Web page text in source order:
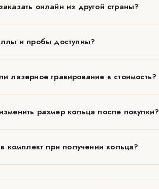
онлайн из другой страны?
и пробы доступны?
лазерное гравирование в стоимость?
размер кольца после покупки?
комплект при получении кольца?